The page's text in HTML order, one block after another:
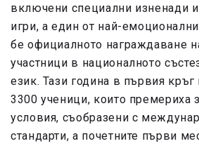
включени специални изненади
игри, а един от най-
бе официалното награждаване
участници в националното
език. Тази година в първия кръг
3300 ученици, които премериха
условия, съобразени с
стандарти, а почетните първи